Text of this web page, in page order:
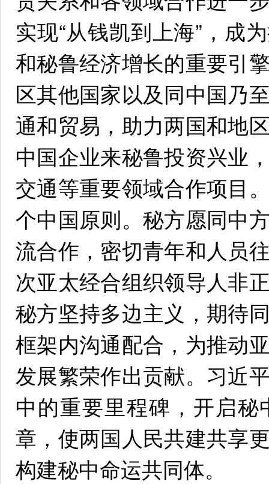
实现“从钱凯到上海”，成
和秘鲁经济增长的重要引
区其他国家以及同中国乃
通和贸易，助力两国和地
中国企业来秘鲁投资兴业
交通等重要领域合作项目
个中国原则。秘方愿同中
流合作，密切青年和人员
次亚太经合组织领导人非
秘方坚持多边主义，期待
框架内沟通配合，为推动
发展繁荣作出贡献。习近
中的重要里程碑，开启
章，使两国人民共建共享
构建秘中命运共同体。